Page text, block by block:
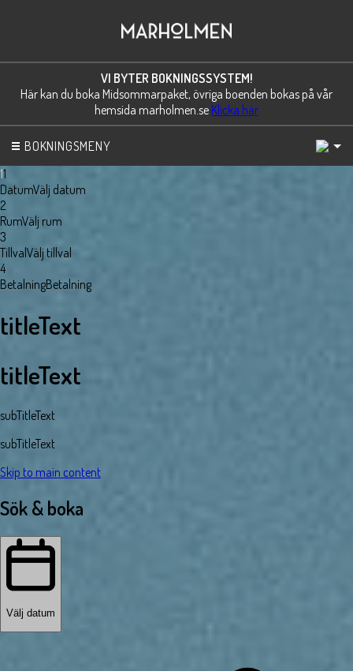
VI BYTER BOKNINGSSYSTEM!
Här kan du boka Midsommarpaket, övriga boenden bokas på vår
hemsida marholmen.se Klicka här
BOKNINGSMENY
11
DatumVälj datum
2
RumVälj rum
3
Tillval Välj tillval
4
BetalningBetalning
titleText
titleText
subTitleText
subTitleText
Skip to main content
Sök & boka
Välj datum